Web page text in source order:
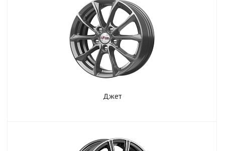
Джет